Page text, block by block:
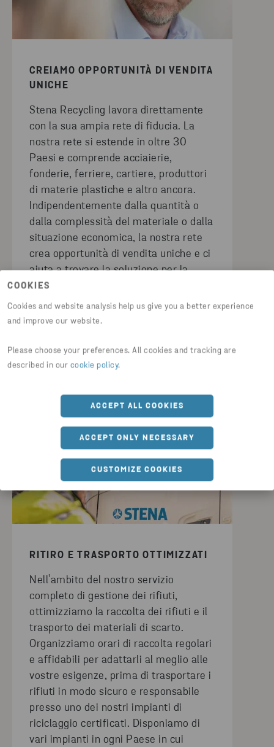
COOKIES
Cookies and website analysis help us give you a better experience
and improve our website.
Please choose your preferences. All cookies and tracking are
described in our cookie policy.
ACCEPT ALL COOKIES
ACCEPT ONLY NECESSARY
CUSTOMIZE COOKIES
CREIAMO OPPORTUNITÀ DI VENDITA
UNICHE
Stena Recycling lavora direttamente
con la sua ampia rete di fiducia. La
nostra rete si estende in oltre 30
Paesi e comprende acciaierie,
fonderie, ferriere, cartiere, produttori
di materie plastiche e altro ancora.
Indipendentemente dalla quantità o
dalla complessità del materiale o dalla
situazione economica, la nostra rete
crea opportunità di vendita uniche e ci
aiuta a trovare la soluzione per la
gestione dei rifiuti ideale per voi.
RITIRO E TRASPORTO OTTIMIZZATI
Nell'ambito del nostro servizio
completo di gestione dei rifiuti,
ottimizziamo la raccolta dei rifiuti e il
trasporto dei materiali di scarto.
Organizziamo orari di raccolta regolari
e affidabili per adattarli al meglio alle
vostre esigenze, prima di trasportare i
rifiuti in modo sicuro e responsabile
presso uno dei nostri impianti di
riciclaggio certificati. Disponiamo di
vari impianti in ogni Paese in cui